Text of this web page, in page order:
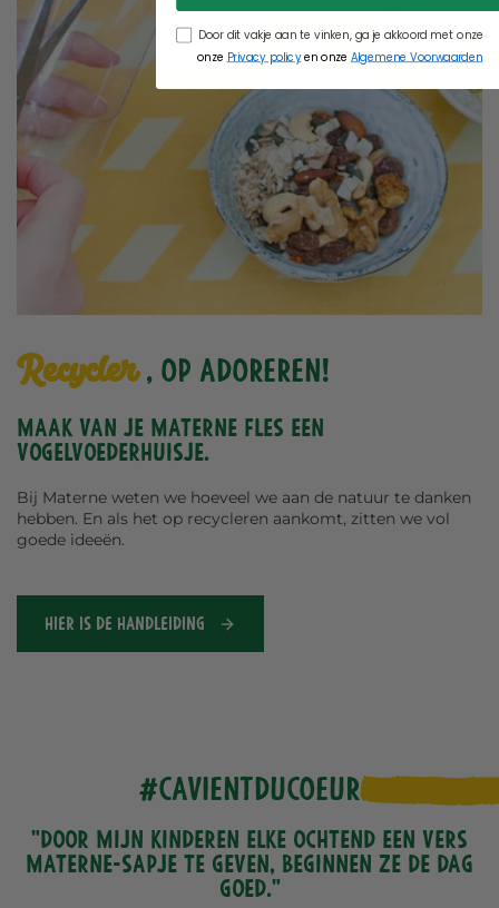
Recycler, op adoreren!
Maak van je Materne fles een
vogelvoederhuisje.
Bij Materne weten we hoeveel we aan de natuur te danken
hebben. En als het op recycleren aankomt, zitten we vol
goede ideeën.
HIER IS DE HANDLEIDING
#CaVientDuCoeur
"Door mijn kinderen elke ochtend een vers
Materne-sapje te geven, beginnen ze de dag
goed."
Door dit vakje aan te vinken, ga je akkoord met onze
onze Privacy policyen onze Algemene Voorwaarden